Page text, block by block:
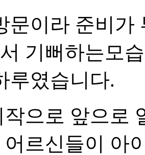
문이라 준비가
기뻐하는모
루였습니다.
작으로 앞으로
르신들이 아